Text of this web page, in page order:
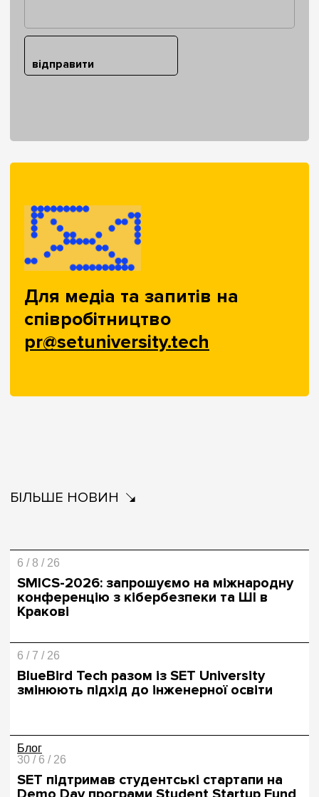
відправити
Для медіа та запитів на
співробітництво
pr@setuniversity.tech
БІЛЬШЕ НОВИН
6 / 8 / 26
SMICS-2026: запрошуємо на міжнародну
конференцію з кібербезпеки та ШІ в
Кракові
6 / 7 / 26
BlueBird Tech разом із SET University
змінюють підхід до інженерної освіти
Блог
30 / 6 / 26
SET підтримав студентські стартапи на